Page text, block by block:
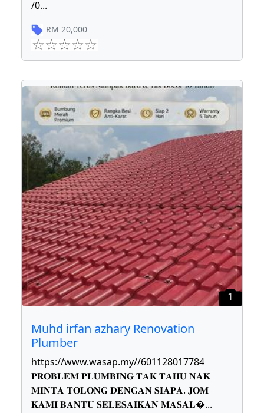
/0...
RM 20,000
1
Muhd irfan azhary Renovation
Plumber
https://www.wasap.my//601128017784
𝐏𝐑𝐎𝐁𝐋𝐄𝐌 𝐏𝐋𝐔𝐌𝐁𝐈𝐍𝐆 𝐓𝐀𝐊 𝐓𝐀𝐇𝐔 𝐍𝐀𝐊
𝐌𝐈𝐍𝐓𝐀 𝐓𝐎𝐋𝐎𝐍𝐆 𝐃𝐄𝐍𝐆𝐀𝐍 𝐒𝐈𝐀𝐏𝐀. 𝐉𝐎𝐌
𝐊𝐀𝐌𝐈 𝐁𝐀𝐍𝐓𝐔 𝐒𝐄𝐋𝐄𝐒𝐀𝐈𝐊𝐀𝐍 𝐌𝐀𝐒𝐀𝐋...